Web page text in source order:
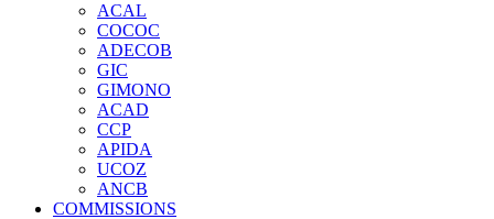
ACAL
COCOC
ADECOB
GIC
GIMONO
ACAD
CCP
APIDA
UCOZ
ANCB
COMMISSIONS